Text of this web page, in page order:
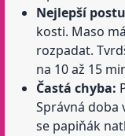
Nejlepší
kosti. Maso
rozpadat.
na 10 až 15
Častá chyba:
Správná doba
se papiňák